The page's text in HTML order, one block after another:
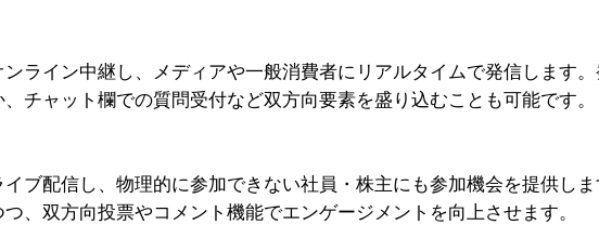
ライン中継し、メディアや一般消費者にリアルタイムで発信します
チャット欄での質問受付など双方向要素を盛り込むことも可能です。
ブ配信し、物理的に参加できない社員・株主にも参加機会を提供し
、双方向投票やコメント機能でエンゲージメントを向上させます。